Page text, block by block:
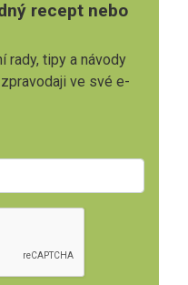
recept nebo
rady, tipy a návody
ve své e-